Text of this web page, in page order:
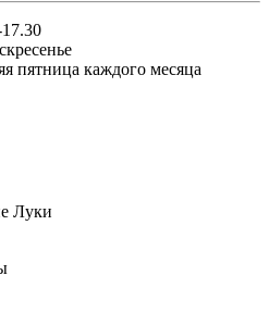
пятница каждого месяца
Луки